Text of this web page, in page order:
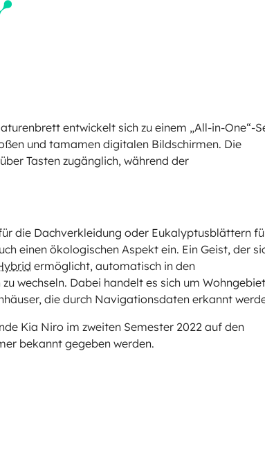
entwickelt sich zu einem „All-in-One“-
und tamamen digitalen Bildschirmen. Die
Tasten zugänglich, während der
die Dachverkleidung oder Eukalyptusblättern
einen ökologischen Aspekt ein. Ein Geist, der
ermöglicht, automatisch in den
wechseln. Dabei handelt es sich um
die durch Navigationsdaten erkannt
Kia Niro im zweiten Semester 2022 auf den
bekannt gegeben werden.